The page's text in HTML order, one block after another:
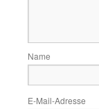
Name
E-Mail-Adresse